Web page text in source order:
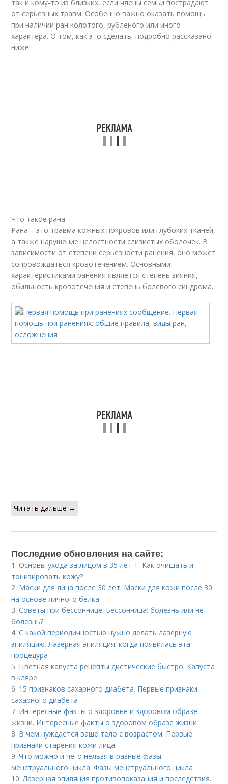
так и кому-то из близких, если члены семьи пострадают
от серьезных травм. Особенно важно оказать помощь
при наличии ран колотого, рубленого или иного
характера. О том, как это сделать, подробно рассказано
ниже.
Что такое рана
Рана – это травма кожных покровов или глубоких тканей,
а также нарушение целостности слизистых оболочек. В
зависимости от степени серьезности ранения, оно может
сопровождаться кровотечением. Основными
характеристиками ранения является степень зияния,
обильность кровотечения и степень болевого синдрома.
Читать дальше →
Последние обновления на сайте:
1.Основы ухода за лицом в 35 лет +. Как очищать и
тонизировать кожу?
2. Маски для лица после 30 лет. Маски для кожи после 30
на основе яичного белка
3.Советы при бессоннице. Бессонница: болезнь или не
болезнь?
4.С какой периодичностью нужно делать лазерную
эпиляцию. Лазерная эпиляция: когда появилась эта
процедура
5. Цветная капуста рецепты диетические быстро. Капуста
в кляре
6. 15 признаков сахарного диабета. Первые признаки
сахарного диабета
7. Интересные факты о здоровье и здоровом образе
жизни. Интересные факты о здоровом образе жизни
8. В чем нуждается ваше тело с возрастом. Первые
признаки старения кожи лица
9.Что можно и чего нельзя в разные фазы
менструального цикла. Фазы менструального цикла
10.Лазерная эпиляция противопоказания и последствия.